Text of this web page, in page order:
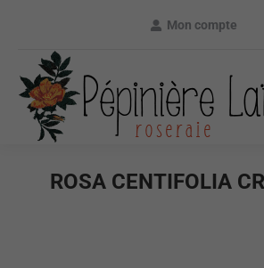
Mon compte
ROSA CENTIFOLIA